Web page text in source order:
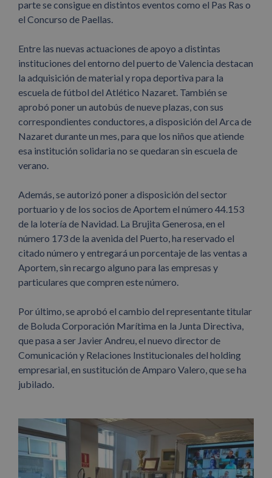
parte se consigue en distintos eventos como el Pas Ras o
el Concurso de Paellas.
Entre las nuevas actuaciones de apoyo a distintas
instituciones del entorno del puerto de Valencia destacan
la adquisición de material y ropa deportiva para la
escuela de fútbol del Atlético Nazaret. También se
aprobó poner un autobús de nueve plazas, con sus
correspondientes conductores, a disposición del Arca de
Nazaret durante un mes, para que los niños que atiende
esa institución solidaria no se quedaran sin escuela de
verano.
Además, se autorizó poner a disposición del sector
portuario y de los socios de Aportem el número 44.153
de la lotería de Navidad. La Brujita Generosa, en el
número 173 de la avenida del Puerto, ha reservado el
citado número y entregará un porcentaje de las ventas a
Aportem, sin recargo alguno para las empresas y
particulares que compren este número.
Por último, se aprobó el cambio del representante titular
de Boluda Corporación Marítima en la Junta Directiva,
que pasa a ser Javier Andreu, el nuevo director de
Comunicación y Relaciones Institucionales del holding
empresarial, en sustitución de Amparo Valero, que se ha
jubilado.